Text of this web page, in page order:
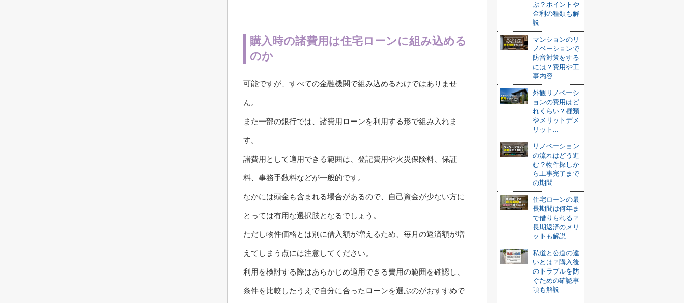
購入時の諸費用は住宅ローンに組み込める
のか
可能ですが、すべての金融機関で組み込めるわけではありませ
ん。
また一部の銀行では、諸費用ローンを利用する形で組み入れま
す。
諸費用として適用できる範囲は、登記費用や火災保険料、保証
料、事務手数料などが一般的です。
なかには頭金も含まれる場合があるので、自己資金が少ない方に
とっては有用な選択肢となるでしょう。
ただし物件価格とは別に借入額が増えるため、毎月の返済額が増
えてしまう点には注意してください。
利用を検討する際はあらかじめ適用できる費用の範囲を確認し、
条件を比較したうえで自分に合ったローンを選ぶのがおすすめで
ぶ？ポイントや
金利の種類も解
説
マンションのリ
ノベーションで
防音対策をする
には？費用や工
事内容...
外観リノベーシ
ョンの費用はど
れくらい？種類
やメリットデメ
リット...
リノベーション
の流れはどう進
む？物件探しか
ら工事完了まで
の期間...
住宅ローンの最
長期間は何年ま
で借りられる？
長期返済のメリ
ットも解説
私道と公道の違
いとは？購入後
のトラブルを防
ぐための確認事
項も解説